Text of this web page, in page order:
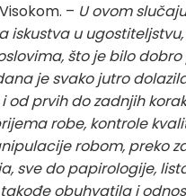
– U ovom
iskustva u
što je bilo dobro
je svako jutro dolazila
od prvih do zadnjih
robe, kontrole
robom, preko
sve do papirologije,
obuhvatila i